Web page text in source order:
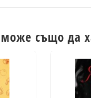
също да